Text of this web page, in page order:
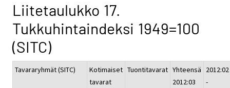
Liitetaulukko 17.
Tukkuhintaindeksi 1949=100
(SITC)
Tavararyhmät (SITC)
Kotimaiset
tavarat
Tuontitavarat Yhteensä
2012:03
2012:02
-